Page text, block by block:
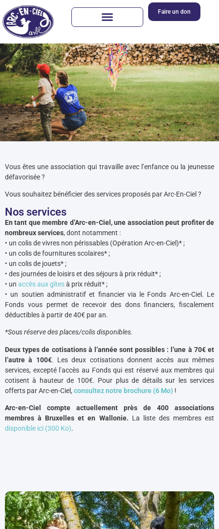
Faire un don
Vous êtes une association qui travaille avec l’enfance ou la jeunesse
défavorisée ?
Vous souhaitez bénéficier des services proposés par Arc-En-Ciel ?
Nos services
En tant que membre d’Arc-en-Ciel, une association peut profiter de
nombreux services, dont notamment :
• un colis de vivres non périssables (Opération Arc-en-Ciel)* ;
• un colis de fournitures scolaires* ;
• un colis de jouets* ;
• des journées de loisirs et des séjours à prix réduit* ;
• un accès aux gîtesà prix réduit* ;
• un soutien administratif et financier via le Fonds Arc-en-Ciel. Le
Fonds vous permet de recevoir des dons financiers, fiscalement
déductibles à partir de 40€ par an.
*Sous réserve des places/colis disponibles.
Deux types de cotisations à l’année sont possibles : l’une à 70€ et
l’autre à 100€. Les deux cotisations donnent accès aux mêmes
services, excepté l’accès au Fonds qui est réservé aux membres qui
cotisent à hauteur de 100€. Pour plus de détails sur les services
offerts par Arc-en-Ciel, consultez notre brochure (6 Mo) !
Arc-en-Ciel compte actuellement près de 400 associations
membres à Bruxelles et en Wallonie. La liste des membres est
disponible ici (300 Ko).